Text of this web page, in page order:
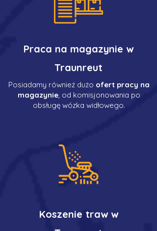
Praca na magazynie w
Traunreut
Posiadamy również dużo ofert pracy na
magazynie, od komisjonowania po
obsługę wózka widłowego.
Koszenie traw w